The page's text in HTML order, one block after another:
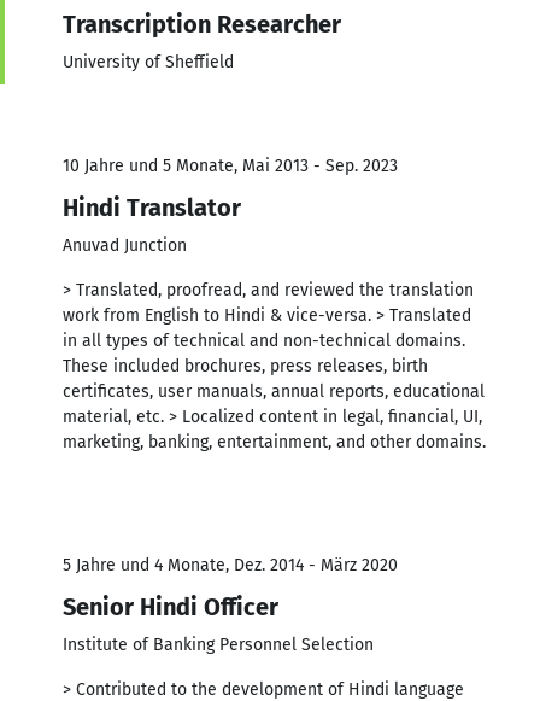
Transcription Researcher
University of Sheffield
10 Jahre und 5 Monate, Mai 2013 - Sep. 2023
Hindi Translator
Anuvad Junction
> Translated, proofread, and reviewed the translation
work from English to Hindi & vice-versa. > Translated
in all types of technical and non-technical domains.
These included brochures, press releases, birth
certificates, user manuals, annual reports, educational
material, etc. > Localized content in legal, financial, UI,
marketing, banking, entertainment, and other domains.
5 Jahre und 4 Monate, Dez. 2014 - März 2020
Senior Hindi Officer
Institute of Banking Personnel Selection
> Contributed to the development of Hindi language